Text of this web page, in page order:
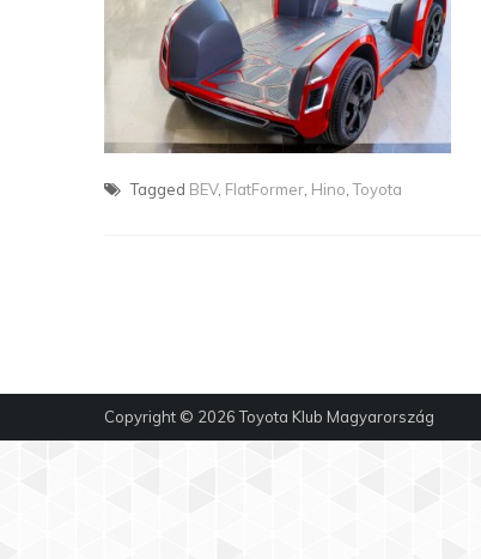
Tagged BEV, FlatFormer, Hino,Toyota
Copyright © 2026Toyota Klub Magyarország